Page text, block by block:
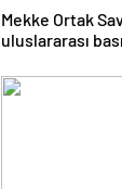
Mekke Ortak
uluslararası